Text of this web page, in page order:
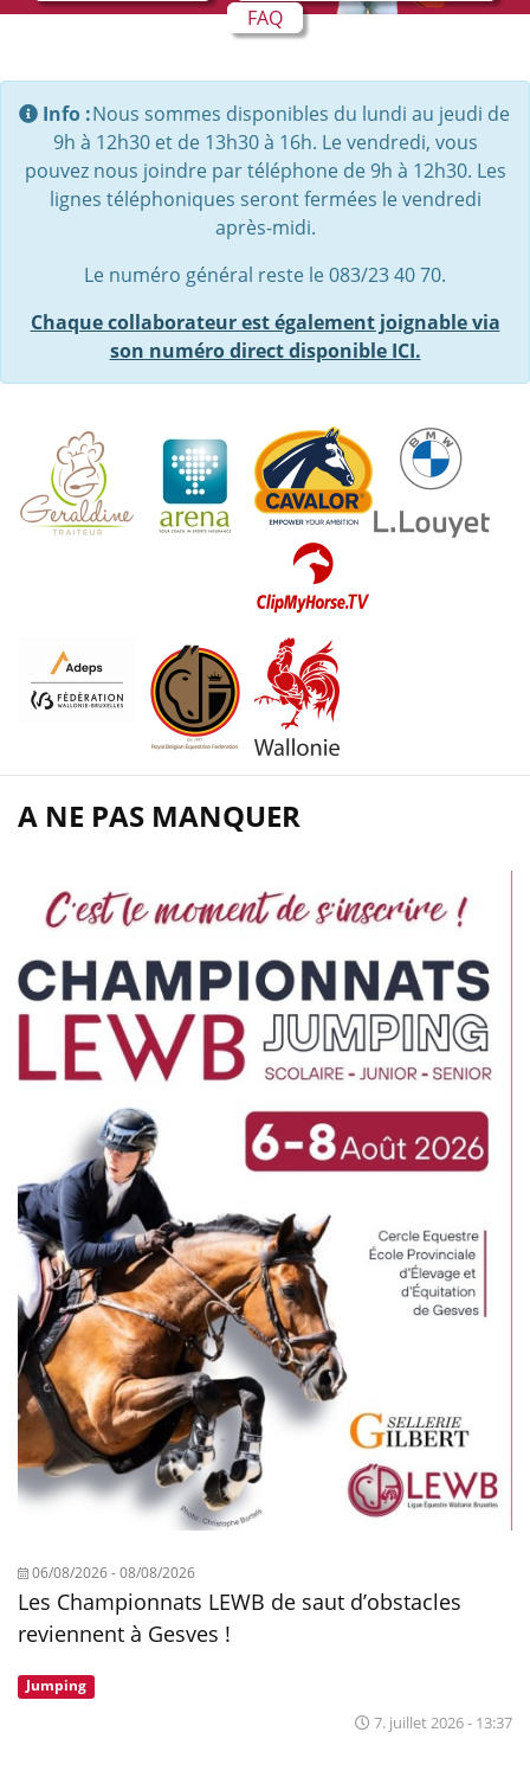
FAQ
Info :Nous sommes disponibles du lundi au jeudi de
9h à 12h30 et de 13h30 à 16h. Le vendredi, vous
pouvez nous joindre par téléphone de 9h à 12h30. Les
lignes téléphoniques seront fermées le vendredi
après-midi.
Le numéro général reste le 083/23 40 70.
Chaque collaborateur est également joignable via
son numéro direct disponible ICI.
A NE PAS MANQUER
06/08/2026-08/08/2026
Les Championnats LEWB de saut d’obstacles
reviennent à Gesves !
Jumping
7. juillet 2026 - 13:37